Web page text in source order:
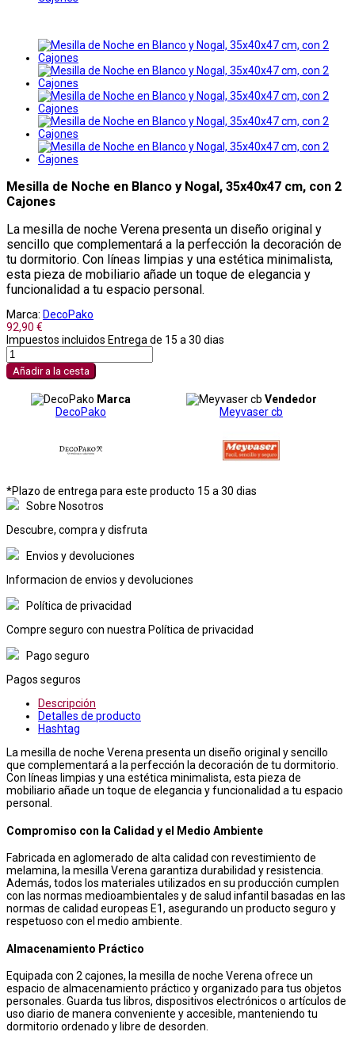
Mesilla de Noche en Blanco y Nogal, 35x40x47 cm, con 2
Cajones
La mesilla de noche Verena presenta un diseño original y
sencillo que complementará a la perfección la decoración de
tu dormitorio. Con líneas limpias y una estética minimalista,
esta pieza de mobiliario añade un toque de elegancia y
funcionalidad a tu espacio personal.
Marca: DecoPako
92,90 €
Impuestos incluidos Entrega de 15 a 30 dias
Añadir a la cesta
Marca
DecoPako
Vendedor
Meyvaser cb
*Plazo de entrega para este producto 15 a 30 dias
Sobre Nosotros
Descubre, compra y disfruta
Envios y devoluciones
Informacion de envios y devoluciones
Política de privacidad
Compre seguro con nuestra Política de privacidad
Pago seguro
Pagos seguros
Descripción
Detalles de producto
Hashtag
La mesilla de noche Verena presenta un diseño original y sencillo
que complementará a la perfección la decoración de tu dormitorio.
Con líneas limpias y una estética minimalista, esta pieza de
mobiliario añade un toque de elegancia y funcionalidad a tu espacio
personal.
Compromiso con la Calidad y el Medio Ambiente
Fabricada en aglomerado de alta calidad con revestimiento de
melamina, la mesilla Verena garantiza durabilidad y resistencia.
Además, todos los materiales utilizados en su producción cumplen
con las normas medioambientales y de salud infantil basadas en las
normas de calidad europeas E1, asegurando un producto seguro y
respetuoso con el medio ambiente.
Almacenamiento Práctico
Equipada con 2 cajones, la mesilla de noche Verena ofrece un
espacio de almacenamiento práctico y organizado para tus objetos
personales. Guarda tus libros, dispositivos electrónicos o artículos de
uso diario de manera conveniente y accesible, manteniendo tu
dormitorio ordenado y libre de desorden.